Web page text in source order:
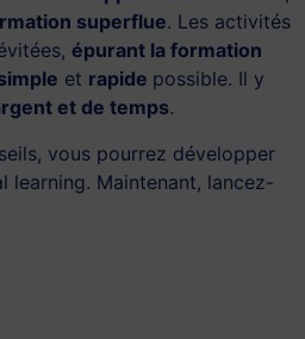
superflue. Les activités
épurant la formation
et rapide possible. Il y
et de temps.
vous pourrez développer
learning. Maintenant, lancez-